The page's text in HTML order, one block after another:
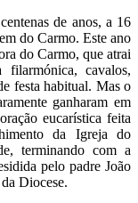
de anos, a 16
do Carmo. Este ano
do Carmo, que atrai
filarmónica, cavalos,
festa habitual. Mas o
ganharam em
eucarística feita
da Igreja do
, terminando com a
pelo padre João
Diocese.